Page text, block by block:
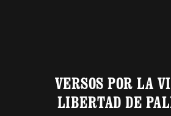
VERSOS POR LA
LIBERTAD DE